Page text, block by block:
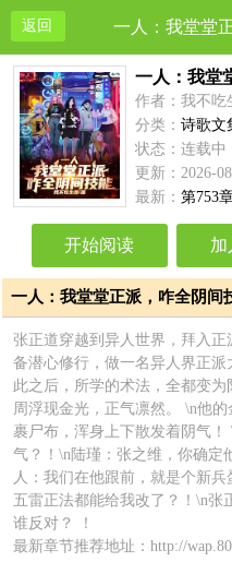
返回 一人：我堂堂
一人：我堂
作者：我不吃
分类：诗歌文
状态：连载中
更新：2026-
最新：第753
开始阅读 加
一人：我堂堂正派，咋全阴间
简介
张正道穿越到异人世界，拜入
备潜心修行，做一名异人界正
此之后，所学的术法，全都变
周浮现金光，正气凛然。 \n他
裹尸布，浑身上下散发着阴气
气？！\n陆瑾：张之维，你确定
人：我们在他跟前，就是个新
五雷正法都能给我改了？！\n张
谁反对？ ！
最新章节推荐地址：http://